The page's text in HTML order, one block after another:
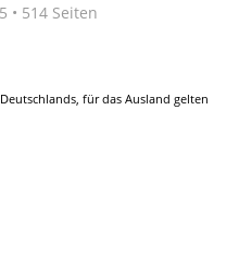
• 514 Seiten
für das Ausland gelten